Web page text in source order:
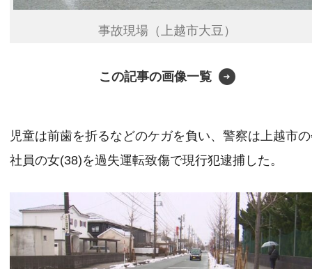
事故現場（上越市大豆）
この記事の画像一覧
児童は前歯を折るなどのケガを負い、警察は上越市
社員の女(38)を過失運転致傷で現行犯逮捕した。